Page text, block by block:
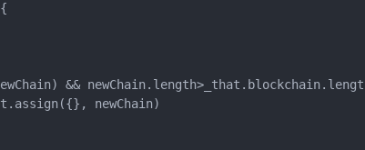
&&
newChain)